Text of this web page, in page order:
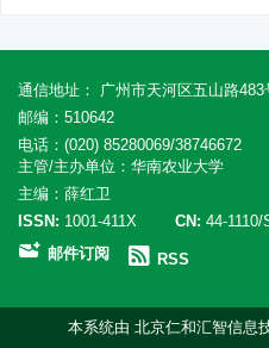
通信地址： 广州市天河区五山路
邮编：510642
电话：(020) 85280069/38746672
主管/主办单位：华南农业大学
主编：薛红卫
ISSN: 1001-411X CN: 44-1110/
邮件订阅
RSS
本系统由 北京仁和汇智信息